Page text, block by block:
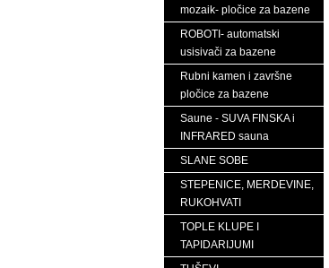
mozaik- pločice za bazene
ROBOTI- automatski
usisivači za bazene
Rubni kamen i završne
pločice za bazene
Saune - SUVA FINSKA i
INFRARED sauna
SLANE SOBE
STEPENICE, MERDEVINE,
RUKOHVATI
TOPLE KLUPE I
TAPIDARIJUMI